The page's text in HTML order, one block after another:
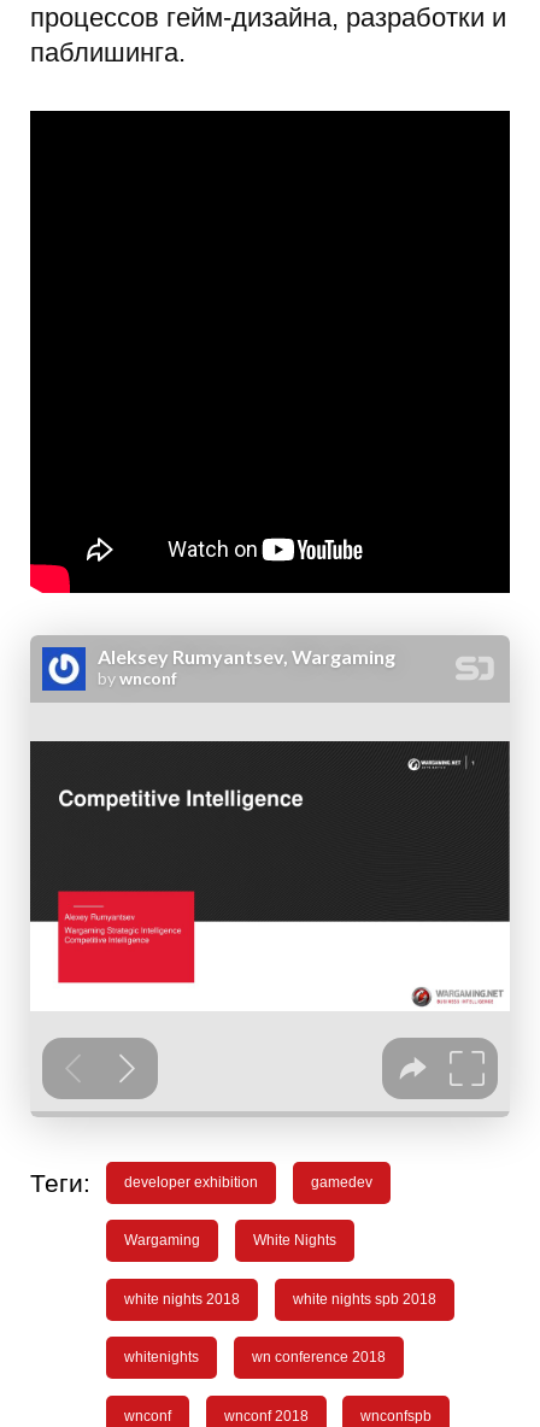
процессов гейм-дизайна, разработки и
паблишинга.
Теги: developer exhibition gamedev
Wargaming White Nights
white nights 2018 white nights spb 2018
whitenights wn conference 2018
wnconf wnconf 2018 wnconfspb